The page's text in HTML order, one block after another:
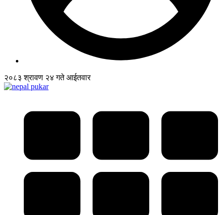
२०८३ श्रावण २४ गते आईतवार